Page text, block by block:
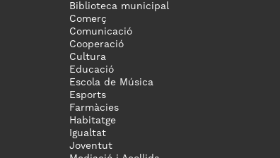
Biblioteca municipal
Comerç
Comunicació
Cooperació
Cultura
Educació
Escola de Música
Esports
Farmàcies
Habitatge
Igualtat
Joventut